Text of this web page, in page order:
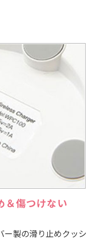
＆傷つけない
ー製の滑り止めクッシ